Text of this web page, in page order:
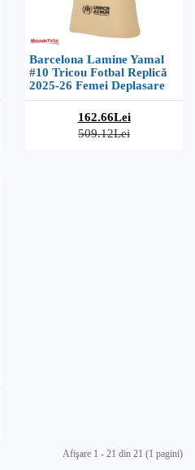
Barcelona Lamine Yamal
#10 Tricou Fotbal Replică
2025-26 Femei Deplasare
162.66Lei
509.12Lei
Afişare 1 - 21 din 21 (1 pagini)